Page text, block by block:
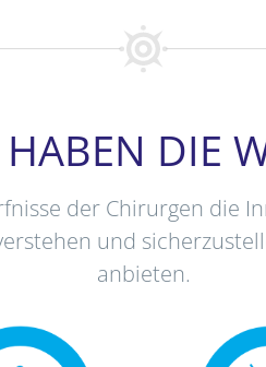
HABEN DIE
der Chirurgen
und
anbieten.